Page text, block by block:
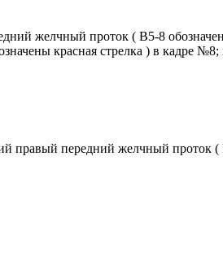
желчный проток ( B5-8
красная стрелка ) в кадре
правый передний желчный